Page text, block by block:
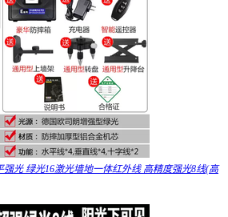
光 绿光16激光墙地一体红外线 高精度强光8线(高